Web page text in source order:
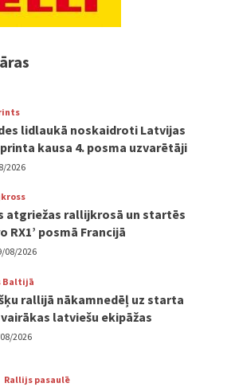
lidlaukā noskaidroti Latvijas
kausa 4. posma uzvarētāji
2026
atgriežas rallijkrosā un startēs
RX1’ posmā Francijā
08/2026
Baltijā
rallijā nākamnedēļ uz starta
latviešu ekipāžas
2026
Rallijs pasaulē